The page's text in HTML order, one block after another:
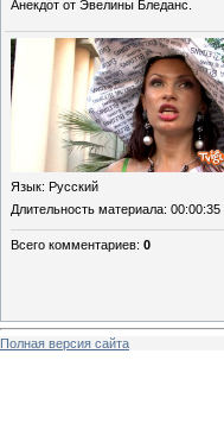
Анекдот от Эвелины Бледанс.
Язык: Русский
Длительность материала: 00:00:35
Всего комментариев: 0
Полная версия сайта